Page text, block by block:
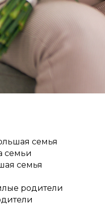
семья
семьи
семья ⠀
родители